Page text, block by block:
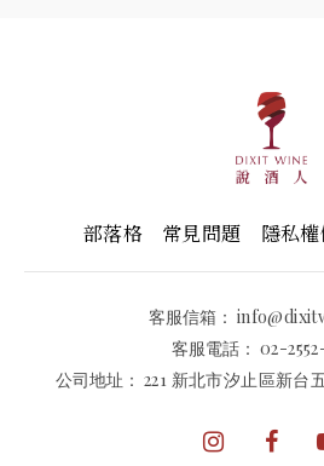
部落格 常見問題 隱私
客服信箱：
客服電話：02-
公司地址： 221 新北市汐止區新台